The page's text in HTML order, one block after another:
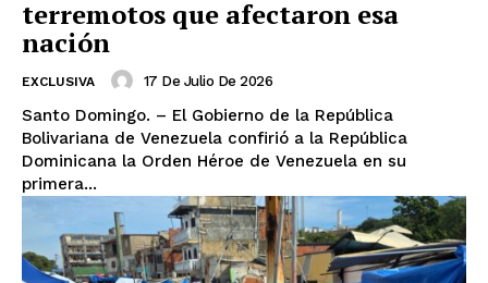
terremotos que afectaron esa
nación
EXCLUSIVA 17 De Julio De 2026
Santo Domingo. – El Gobierno de la República
Bolivariana de Venezuela confirió a la República
Dominicana la Orden Héroe de Venezuela en su
primera...